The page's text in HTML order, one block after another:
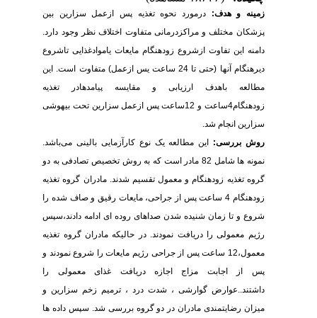
زمینه و هدف:درمورد نحوه تغذیه پس ازعمل سزارین بین
پزشکان مختلف و مراکزدرمانی متفاوت اختلاف نظر وجود دارد.
دامنه این تفاوت ازشروع زودهنگام مایعات یاموادغذایی تاشروع
دیرهنگام آنها (حتی تا 24 ساعت یس ازعمل) متفاوت است. این
مطالعه باهدف ارزیابی و مقایسه پیامدهادر تغذیه
زودهنگام4ساعت و 12ساعت پس ازعمل سزارین تحت بیهوشی
سزارین انجام شد.
روش بررسی:این مطالعه یک نوع کارآزمایی بالینی می‌باشد.
نمونه ها شامل 82 مادر است که به روش تخصیص تصادفی به دو
گروه تغذیه زودهنگام و معمول تقسیم شدند. مادران گروه تغذیه
زودهنگام 4 ساعت پس از جراحی، مایعات رقیق و صاف شده را
شروع و تا زمان شنیده شدن صداهای روده ای ادامه دادند،سپس
رژیم معمولی را دریافت نمودند. در حالیکه مادران گروه تغذیه
معمول،12 ساعت پس از جراحی رژیم مایعات را شروع نمودند و
پس از اجابت مزاج اجازه دریافت غذای معمولی را
داشتند..عوارض گوارشی ، شدت درد ، ترمیم زخم سزارین و
میزان رضایتمندی مادران در دو گروه بررسی شد. سپس داده ها